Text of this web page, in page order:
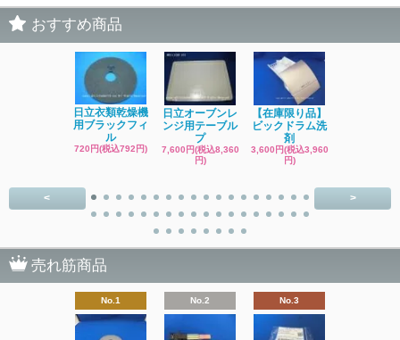
おすすめ商品
日立衣類乾燥機
用ブラックフィ
ル
720円(税込792円)
日立オーブンレ
ンジ用テーブル
プ
7,600円(税込8,360
円)
【在庫限り品】
ビックドラム洗
剤
3,600円(税込3,960
円)
< >
売れ筋商品
No.1 No.2 No.3